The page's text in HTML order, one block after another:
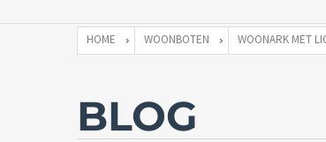
HOME WOONBOTEN
BLOG